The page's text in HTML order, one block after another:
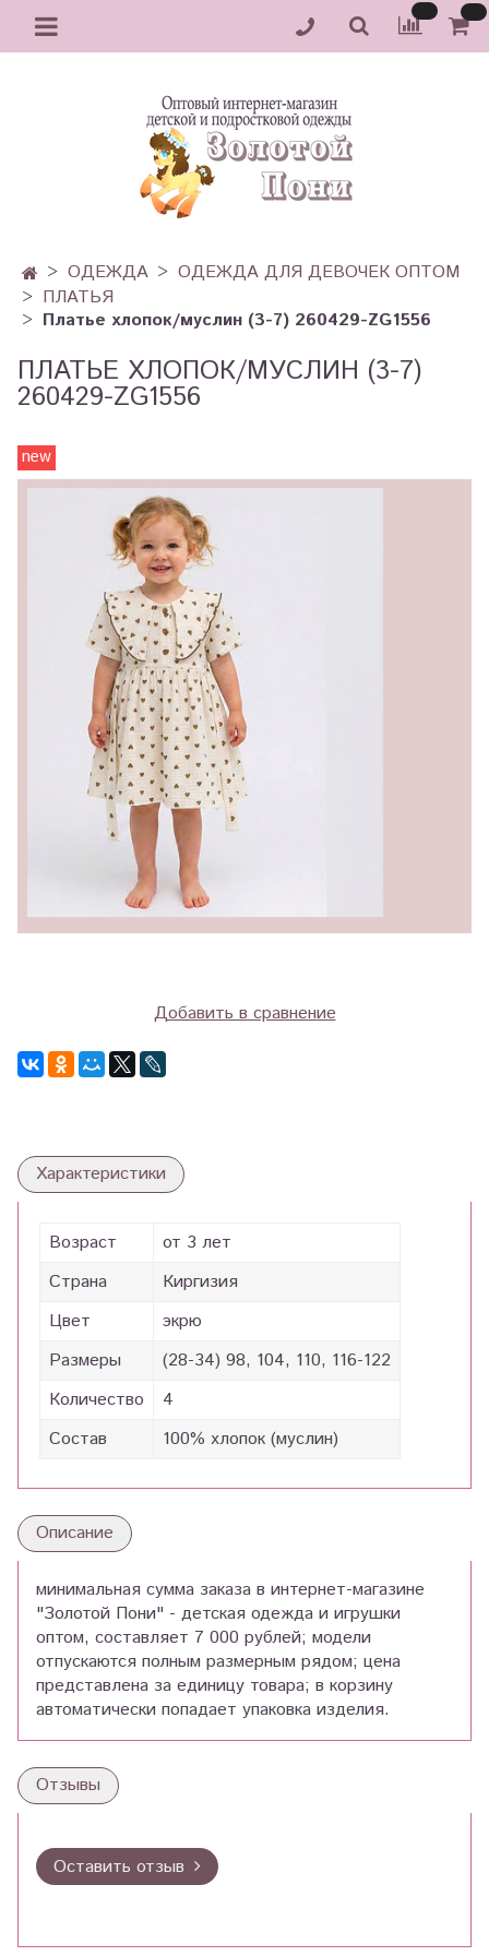
ОДЕЖДА
ОДЕЖДА ДЛЯ ДЕВОЧЕК ОПТОМ
ПЛАТЬЯ
Платье хлопок/муслин (3-7) 260429-ZG1556
ПЛАТЬЕ ХЛОПОК/МУСЛИН (3-7)
260429-ZG1556
new
Добавить в сравнение
Характеристики
Возраст
от 3 лет
Страна
Киргизия
Цвет
экрю
Размеры
(28-34) 98, 104, 110, 116-122
Количество
4
Состав
100% хлопок (муслин)
Описание
минимальная сумма заказа в интернет-магазине
"Золотой Пони" - детская одежда и игрушки
оптом, составляет 7 000 рублей; модели
отпускаются полным размерным рядом; цена
представлена за единицу товара; в корзину
автоматически попадает упаковка изделия.
Отзывы
Оставить отзыв